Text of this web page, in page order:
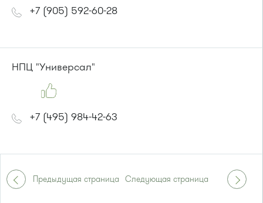
+7 (905) 592-60-28
НПЦ "Универсал"
+7 (495) 984-42-63
Предыдущая страница Следующая страница